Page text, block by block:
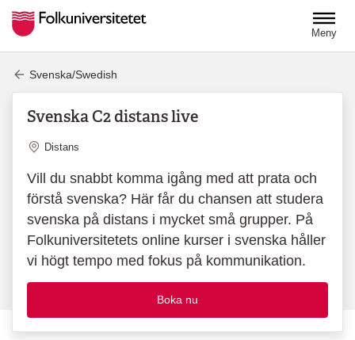
Meny
Svenska/Swedish
Svenska C2 distans live
Plats
Distans
Vill du snabbt komma igång med att prata och
förstå svenska? Här får du chansen att studera
svenska på distans i mycket små grupper. På
Folkuniversitetets online kurser i svenska håller
vi högt tempo med fokus på kommunikation.
Boka nu